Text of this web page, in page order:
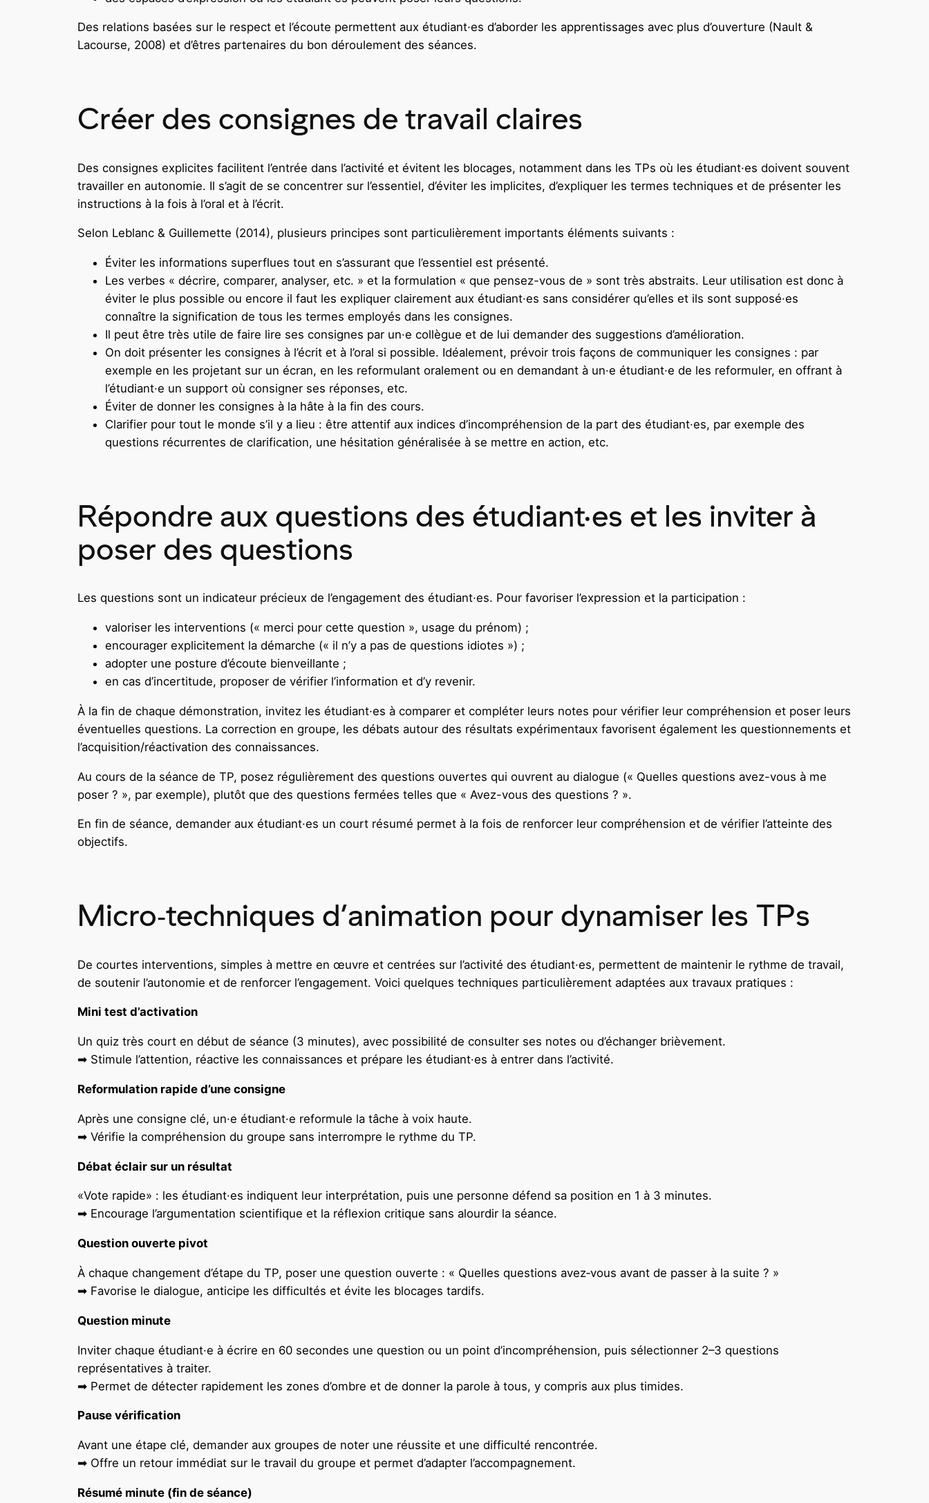
Des relations basées sur le respect et l’écoute permettent aux étudiant·es d’aborder les apprentissages avec plus d’ouverture (Nault &
Lacourse, 2008) et d’êtres partenaires du bon déroulement des séances.
Créer des consignes de travail claires
Des consignes explicites facilitent l’entrée dans l’activité et évitent les blocages, notamment dans les TPs où les étudiant·es doivent souvent
travailler en autonomie. Il s’agit de se concentrer sur l’essentiel, d’éviter les implicites, d’expliquer les termes techniques et de présenter les
instructions à la fois à l’oral et à l’écrit.
Selon Leblanc & Guillemette (2014), plusieurs principes sont particulièrement importants éléments suivants :
Éviter les informations superflues tout en s’assurant que l’essentiel est présenté.
Les verbes « décrire, comparer, analyser, etc. » et la formulation « que pensez-vous de » sont très abstraits. Leur utilisation est donc à
éviter le plus possible ou encore il faut les expliquer clairement aux étudiant·es sans considérer qu’elles et ils sont supposé·es
connaître la signification de tous les termes employés dans les consignes.
Il peut être très utile de faire lire ses consignes par un·e collègue et de lui demander des suggestions d’amélioration.
On doit présenter les consignes à l’écrit et à l’oral si possible. Idéalement, prévoir trois façons de communiquer les consignes : par
exemple en les projetant sur un écran, en les reformulant oralement ou en demandant à un·e étudiant·e de les reformuler, en offrant à
l’étudiant·e un support où consigner ses réponses, etc.
Éviter de donner les consignes à la hâte à la fin des cours.
Clarifier pour tout le monde s’il y a lieu : être attentif aux indices d’incompréhension de la part des étudiant·es, par exemple des
questions récurrentes de clarification, une hésitation généralisée à se mettre en action, etc.
Répondre aux questions des étudiant·es et les inviter à
poser des questions
Les questions sont un indicateur précieux de l’engagement des étudiant·es. Pour favoriser l’expression et la participation :
valoriser les interventions (« merci pour cette question », usage du prénom) ;
encourager explicitement la démarche (« il n’y a pas de questions idiotes ») ;
adopter une posture d’écoute bienveillante ;
en cas d’incertitude, proposer de vérifier l’information et d’y revenir.
À la fin de chaque démonstration, invitez les étudiant·es à comparer et compléter leurs notes pour vérifier leur compréhension et poser leurs
éventuelles questions. La correction en groupe, les débats autour des résultats expérimentaux favorisent également les questionnements et
l’acquisition/réactivation des connaissances.
Au cours de la séance de TP, posez régulièrement des questions ouvertes qui ouvrent au dialogue (« Quelles questions avez-vous à me
poser ? », par exemple), plutôt que des questions fermées telles que « Avez-vous des questions ? ».
En fin de séance, demander aux étudiant·es un court résumé permet à la fois de renforcer leur compréhension et de vérifier l’atteinte des
objectifs.
Micro‑techniques d’animation pour dynamiser les TPs
De courtes interventions, simples à mettre en œuvre et centrées sur l’activité des étudiant·es, permettent de maintenir le rythme de travail,
de soutenir l’autonomie et de renforcer l’engagement. Voici quelques techniques particulièrement adaptées aux travaux pratiques :
Mini test d’activation
Un quiz très court en début de séance (3 minutes), avec possibilité de consulter ses notes ou d’échanger brièvement.
➡ Stimule l’attention, réactive les connaissances et prépare les étudiant·es à entrer dans l’activité.
Reformulation rapide d’une consigne
Après une consigne clé, un·e étudiant·e reformule la tâche à voix haute.
➡ Vérifie la compréhension du groupe sans interrompre le rythme du TP.
Débat éclair sur un résultat
«Vote rapide» : les étudiant·es indiquent leur interprétation, puis une personne défend sa position en 1 à 3 minutes.
➡ Encourage l’argumentation scientifique et la réflexion critique sans alourdir la séance.
Question ouverte pivot
À chaque changement d’étape du TP, poser une question ouverte : « Quelles questions avez‑vous avant de passer à la suite ? »
➡ Favorise le dialogue, anticipe les difficultés et évite les blocages tardifs.
Question minute
Inviter chaque étudiant·e à écrire en 60 secondes une question ou un point d’incompréhension, puis sélectionner 2–3 questions
représentatives à traiter.
➡ Permet de détecter rapidement les zones d’ombre et de donner la parole à tous, y compris aux plus timides.
Pause vérification
Avant une étape clé, demander aux groupes de noter une réussite et une difficulté rencontrée.
➡ Offre un retour immédiat sur le travail du groupe et permet d’adapter l’accompagnement.
Résumé minute (fin de séance)